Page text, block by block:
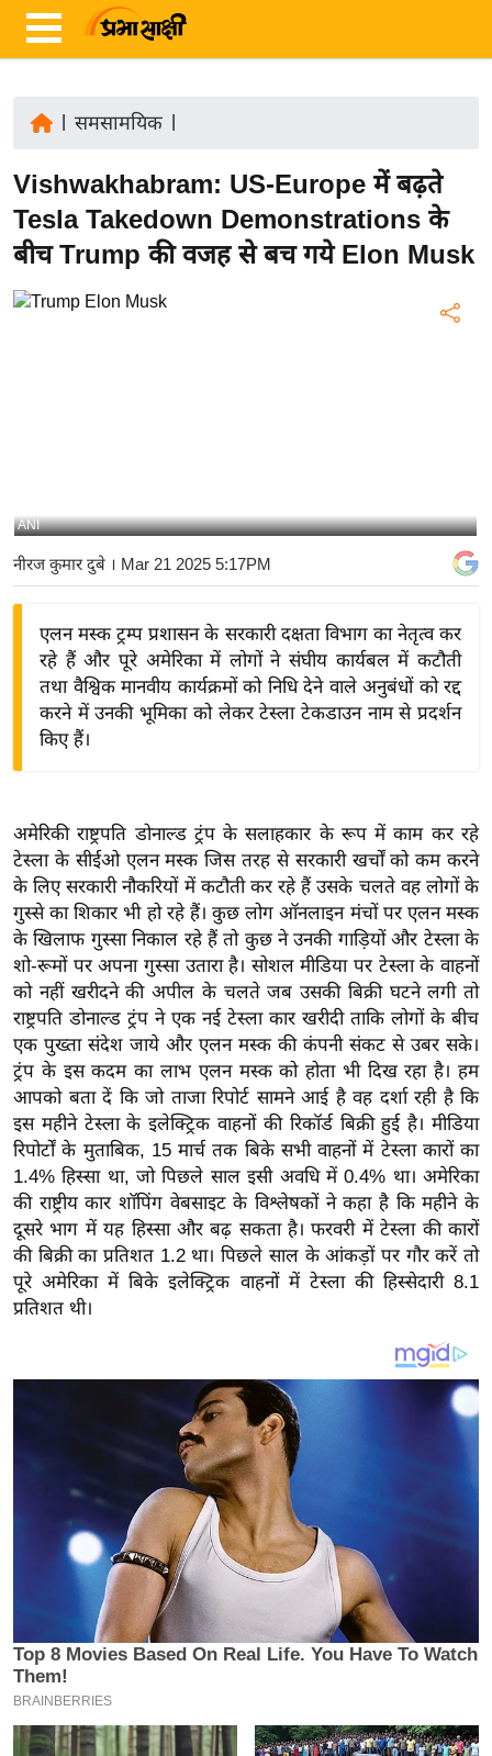
ज़ा
ख
ब
र
रा
य
ज़
द्यो
वि
शे
ष
ज्ञ
रा
य
ब
ज
ट
खे
ल
क्रि
के
ट
I
P
0
2
प
र
सा
समसामयिक
Vishwakhabram: US-Europe में बढ़ते
Tesla Takedown Demonstrations के
बीच Trump की वजह से बच गये Elon Musk
ANI
नीरज कुमार दुबे । Mar 21 2025 5:17PM
एलन मस्क ट्रम्प प्रशासन के सरकारी दक्षता विभाग का नेतृत्व कर
रहे हैं और पूरे अमेरिका में लोगों ने संघीय कार्यबल में कटौती
तथा वैश्विक मानवीय कार्यक्रमों को निधि देने वाले अनुबंधों को रद्द
करने में उनकी भूमिका को लेकर टेस्ला टेकडाउन नाम से प्रदर्शन
किए हैं।
अमेरिकी राष्ट्रपति डोनाल्ड ट्रंप के सलाहकार के रूप में काम कर रहे
टेस्ला के सीईओ एलन मस्क जिस तरह से सरकारी खर्चों को कम करने
के लिए सरकारी नौकरियों में कटौती कर रहे हैं उसके चलते वह लोगों के
गुस्से का शिकार भी हो रहे हैं। कुछ लोग ऑनलाइन मंचों पर एलन मस्क
के खिलाफ गुस्सा निकाल रहे हैं तो कुछ ने उनकी गाड़ियों और टेस्ला के
शो-रूमों पर अपना गुस्सा उतारा है। सोशल मीडिया पर टेस्ला के वाहनों
को नहीं खरीदने की अपील के चलते जब उसकी बिक्री घटने लगी तो
राष्ट्रपति डोनाल्ड ट्रंप ने एक नई टेस्ला कार खरीदी ताकि लोगों के बीच
एक पुख्ता संदेश जाये और एलन मस्क की कंपनी संकट से उबर सके।
ट्रंप के इस कदम का लाभ एलन मस्क को होता भी दिख रहा है। हम
आपको बता दें कि जो ताजा रिपोर्ट सामने आई है वह दर्शा रही है कि
इस महीने टेस्ला के इलेक्ट्रिक वाहनों की रिकॉर्ड बिक्री हुई है। मीडिया
रिपोर्टों के मुताबिक, 15 मार्च तक बिके सभी वाहनों में टेस्ला कारों का
1.4% हिस्सा था, जो पिछले साल इसी अवधि में 0.4% था। अमेरिका
की राष्ट्रीय कार शॉपिंग वेबसाइट के विश्लेषकों ने कहा है कि महीने के
दूसरे भाग में यह हिस्सा और बढ़ सकता है। फरवरी में टेस्ला की कारों
की बिक्री का प्रतिशत 1.2 था। पिछले साल के आंकड़ों पर गौर करें तो
पूरे अमेरिका में बिके इलेक्ट्रिक वाहनों में टेस्ला की हिस्सेदारी 8.1
प्रतिशत थी।